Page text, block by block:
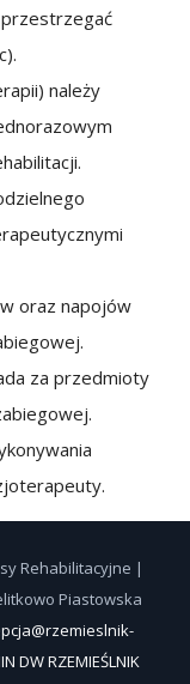
przestrzegać
należy
oraz napojów
za przedmioty
Rehabilitacyjne |
Piastowska
DW RZEMIEŚLNIK